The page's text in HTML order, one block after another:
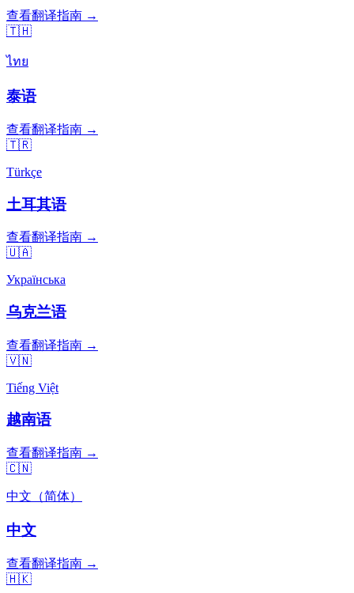
查看翻译指南 →
🇹🇭
ไทย
泰语
查看翻译指南 →
🇹🇷
Türkçe
土耳其语
查看翻译指南 →
🇺🇦
Українська
乌克兰语
查看翻译指南 →
🇻🇳
Tiếng Việt
越南语
查看翻译指南 →
🇨🇳
中文（简体）
中文
查看翻译指南 →
🇭🇰